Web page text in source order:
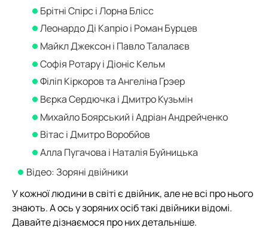
Брітні Спірс і Лорна Блісс
Леонардо Ді Капріо і Роман Бурцев
Майкл Джексон і Павло Талалаєв
Софія Ротару і Діоніс Кельм
Філіп Кіркоров та Ангеліна Грэер
Вєрка Сердючка і Дмитро Кузьмін
Михайло Боярський і Адріан Андрейченко
Вітас і Дмитро Воробйов
Алла Пугачова і Наталія Буйницька
Відео: Зоряні двійники
У кожної людини в світі є двійник, але не всі про нього
знають. А ось у зоряних осіб такі двійники відомі.
Давайте дізнаємося про них детальніше.